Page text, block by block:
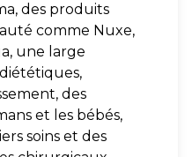
des produits
comme Nuxe,
une large
des
et les bébés,
soins et des